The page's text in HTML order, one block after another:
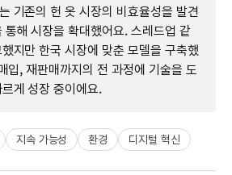
기존의 헌 옷 시장의 비효율성을 발견
통해 시장을 확대했어요. 스레드업 같
지만 한국 시장에 맞춘 모델을 구축했
입, 재판매까지의 전 과정에 기술을 도
게 성장 중이에요.
지속 가능성 환경 디지털 혁신